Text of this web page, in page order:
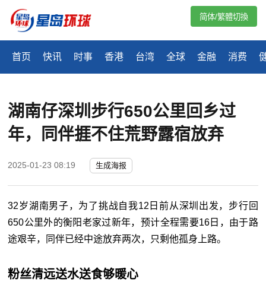
首页 快讯 时事 香港 台湾 全球 金融 消费
简体/繁體切換
湖南仔深圳步行650公里回乡过
年，同伴捱不住荒野露宿放弃
2025-01-23 08:19 生成海报
32岁湖南男子，为了挑战自我12日前从深圳出发，步行回
650公里外的衡阳老家过新年，预计全程需要16日，由于路
途艰辛，同伴已经中途放弃两次，只剩他孤身上路。
粉丝清远送水送食够暖心